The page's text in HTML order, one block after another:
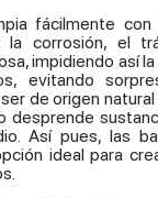
fácilmente
la corrosión, el
impidiendo así
evitando
de origen
desprende
Así pues, las
ideal para